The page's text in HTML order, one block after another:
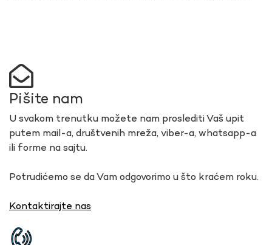
Pišite nam
U svakom trenutku možete nam proslediti Vaš upit
putem mail-a, društvenih mreža, viber-a, whatsapp-a
ili forme na sajtu.
Potrudićemo se da Vam odgovorimo u što kraćem roku.
Kontaktirajte nas